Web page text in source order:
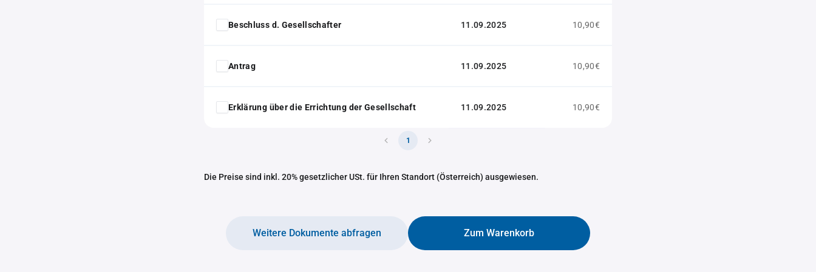
Beschluss d. Gesellschafter 11.09.2025 10,90€
Antrag 11.09.2025 10,90€
Erklärung über die Errichtung der Gesellschaft 11.09.2025 10,90€
1
Die Preise sind inkl. 20% gesetzlicher USt. für Ihren Standort (Österreich) ausgewiesen.
Zum Warenkorb
Weitere Dokumente abfragen